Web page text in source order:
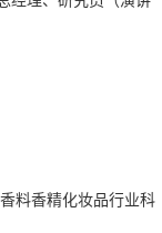
料香精化妆品行业科